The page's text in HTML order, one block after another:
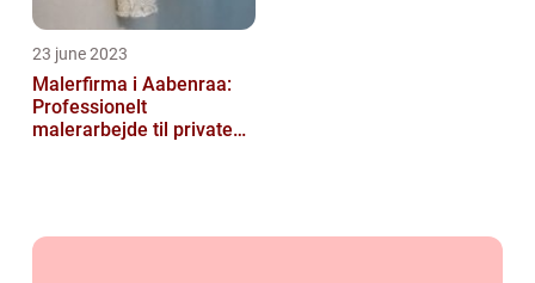
23 june 2023
Malerfirma i Aabenraa:
Professionelt
malerarbejde til private